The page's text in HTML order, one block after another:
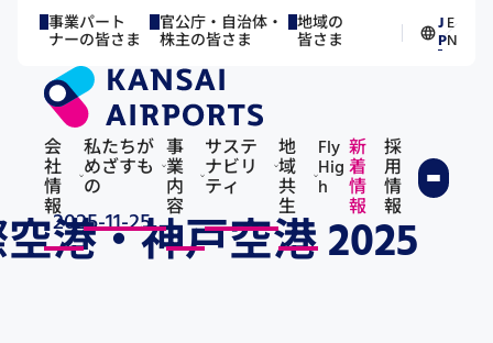
事業パート
ナーの皆さま
官公庁・自治体・
株主の皆さま
地域の
皆さま
J
P／
E
N
会
社
情
報
私たちが
めざすも
の
事
業
内
容
サステ
ナビリ
ティ
地
域
共
生
Fly
Hig
h
新
着
情
報
採
用
情
報
2025-11-25
港・神戸空港 2025